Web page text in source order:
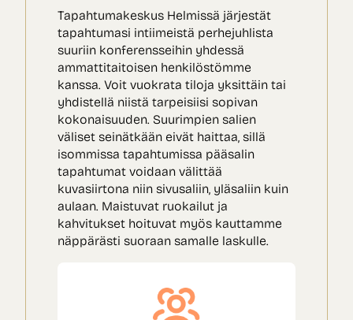
Tapahtumakeskus Helmissä järjestät
tapahtumasi intiimeistä perhejuhlista
suuriin konferensseihin yhdessä
ammattitaitoisen henkilöstömme
kanssa. Voit vuokrata tiloja yksittäin tai
yhdistellä niistä tarpeisiisi sopivan
kokonaisuuden. Suurimpien salien
väliset seinätkään eivät haittaa, sillä
isommissa tapahtumissa pääsalin
tapahtumat voidaan välittää
kuvasiirtona niin sivusaliin, yläsaliin kuin
aulaan. Maistuvat ruokailut ja
kahvitukset hoituvat myös kauttamme
näppärästi suoraan samalle laskulle.